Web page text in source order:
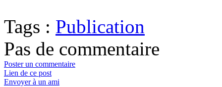
Tags : Publication
Pas de commentaire
Poster un commentaire
Lien de ce post
Envoyer à un ami